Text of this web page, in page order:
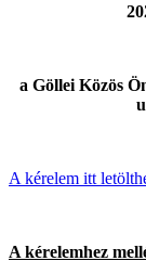
a Göllei Közös
A kérelem itt
A kérelemhez